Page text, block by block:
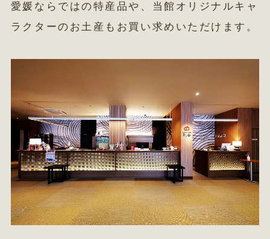
愛媛ならではの特産品や、 当館オリジナルキャ
ラクターのお土産も お買い求めいただけます。